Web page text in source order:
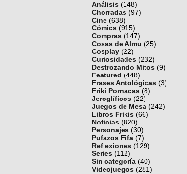
Análisis (148)
Chorradas (97)
Cine (638)
Cómics (915)
Compras (147)
Cosas de Almu (25)
Cosplay (22)
Curiosidades (232)
Destrozando Mitos (9)
Featured (448)
Frases Antológicas (3)
Friki Pornacas (8)
Jeroglíficos (22)
Juegos de Mesa (242)
Libros Frikis (66)
Noticias (820)
Personajes (30)
Pufazos Fifa (7)
Reflexiones (129)
Series (112)
Sin categoría (40)
Videojuegos (281)